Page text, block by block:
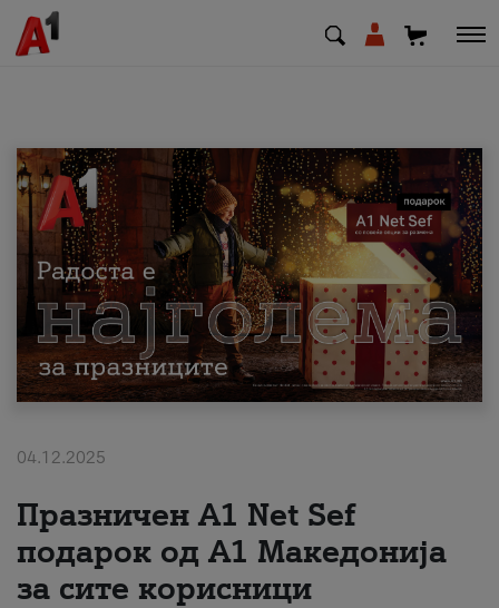
МК EN SQ
Приватни Деловни
Поддршка
Надополни кредит
За нас
#ПодобарОнлајн
04.12.2025
Празничен A1 Net Sеf
подарок од А1 Македонија
за сите корисници